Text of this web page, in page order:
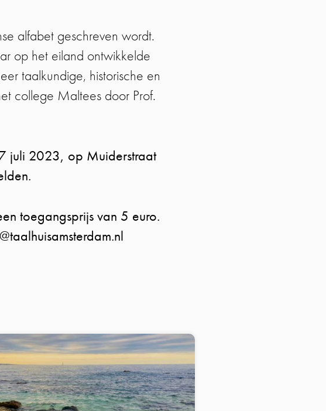
alfabet geschreven wordt.
op het eiland ontwikkelde
taalkundige, historische en
college Maltees door Prof.
juli 2023, op Muiderstraat
toegangsprijs van 5 euro.